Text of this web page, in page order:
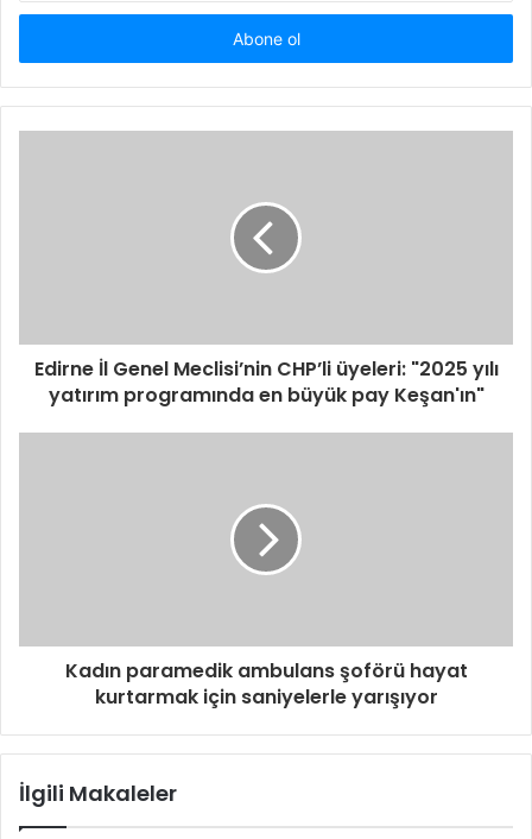
adresinizi
Edirne İl Genel Meclisi’nin CHP’li üyeleri: "2025 yılı
yatırım programında en büyük pay Keşan'ın"
Kadın paramedik ambulans şoförü hayat
kurtarmak için saniyelerle yarışıyor
İlgili Makaleler